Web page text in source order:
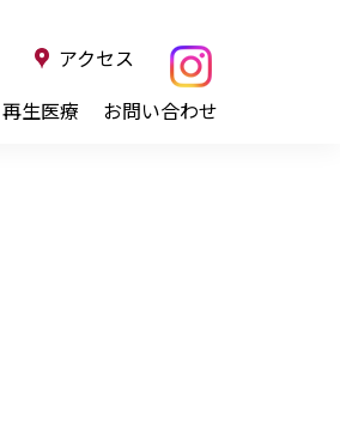
再生医療 お問い合わせ
アクセス